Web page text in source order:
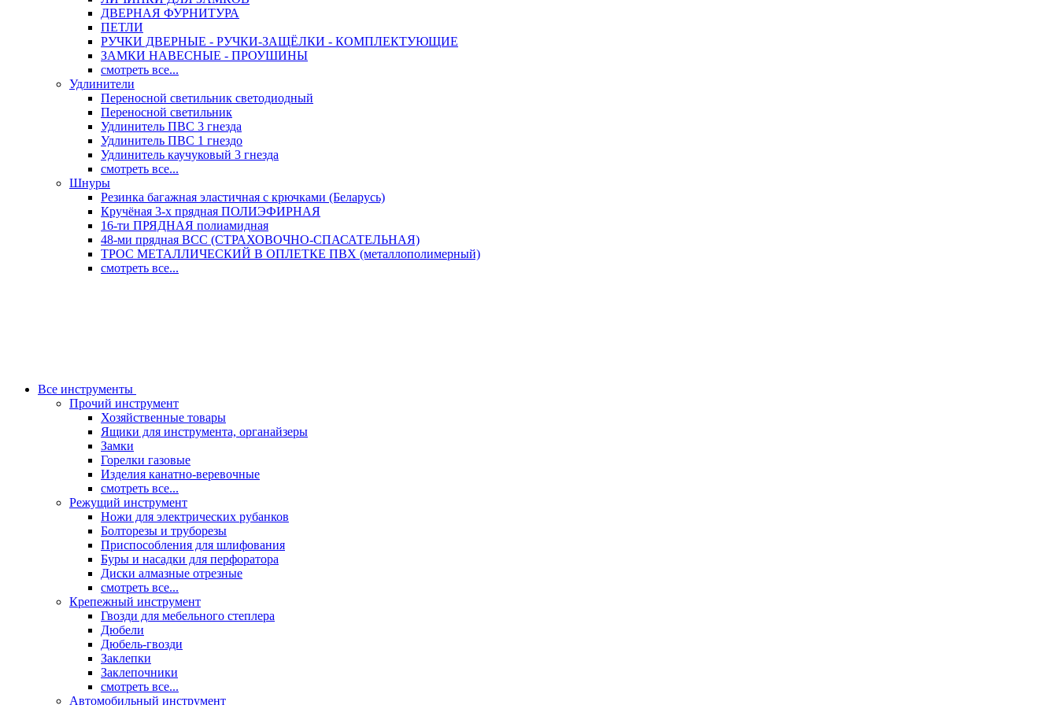
ДВЕРНАЯ ФУРНИТУРА
ПЕТЛИ
РУЧКИ ДВЕРНЫЕ - РУЧКИ-ЗАЩЁЛКИ - КОМПЛЕКТУЮЩИЕ
ЗАМКИ НАВЕСНЫЕ - ПРОУШИНЫ
смотреть все...
Удлинители
Переносной светильник светодиодный
Переносной светильник
Удлинитель ПВС 3 гнезда
Удлинитель ПВС 1 гнездо
Удлинитель каучуковый 3 гнезда
смотреть все...
Шнуры
Резинка багажная эластичная с крючками (Беларусь)
Кручёная 3-х прядная ПОЛИЭФИРНАЯ
16-ти ПРЯДНАЯ полиамидная
48-ми прядная ВСС (СТРАХОВОЧНО-СПАСАТЕЛЬНАЯ)
ТРОС МЕТАЛЛИЧЕСКИЙ В ОПЛЕТКЕ ПВХ (металлополимерный)
смотреть все...
Все инструменты
Прочий инструмент
Хозяйственные товары
Ящики для инструмента, органайзеры
Замки
Горелки газовые
Изделия канатно-веревочные
смотреть все...
Режущий инструмент
Ножи для электрических рубанков
Болторезы и труборезы
Приспособления для шлифования
Буры и насадки для перфоратора
Диски алмазные отрезные
смотреть все...
Крепежный инструмент
Гвозди для мебельного степлера
Дюбели
Дюбель-гвозди
Заклепки
Заклепочники
смотреть все...
Автомобильный инструмент